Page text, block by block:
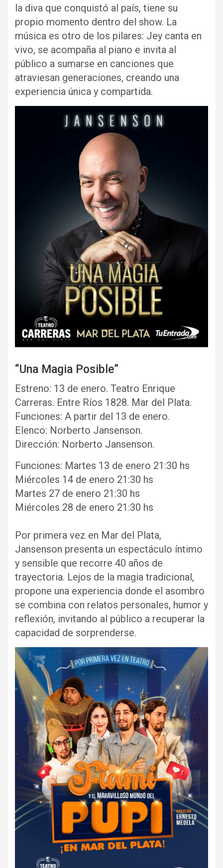
la diva que conquistó al país, tiene su
propio momento dentro del show. La
música es otro de los pilares: Jey canta en
vivo, se acompaña al piano e invita al
público a sumarse en canciones que
atraviesan generaciones, creando una
experiencia única y compartida.
“Una Magia Posible”
Estreno: 13 de enero. Teatro Enrique
Carreras. Entre Ríos 1828. Mar del Plata.
Funciones: A partir del 13 de enero.
Elenco: Norberto Jansenson.
Dirección: Norberto Jansenson.
Funciones: Martes 13 de enero 21:30 hs
Miércoles 14 de enero 21:30 hs
Martes 27 de enero 21:30 hs
Miércoles 28 de enero 21:30 hs
Por primera vez en Mar del Plata,
Jansenson presenta un espectáculo íntimo
y sensible que recorre 40 años de
trayectoria. Lejos de la magia tradicional,
propone una experiencia donde el asombro
se combina con relatos personales, humor y
reflexión, invitando al público a recuperar la
capacidad de sorprenderse.